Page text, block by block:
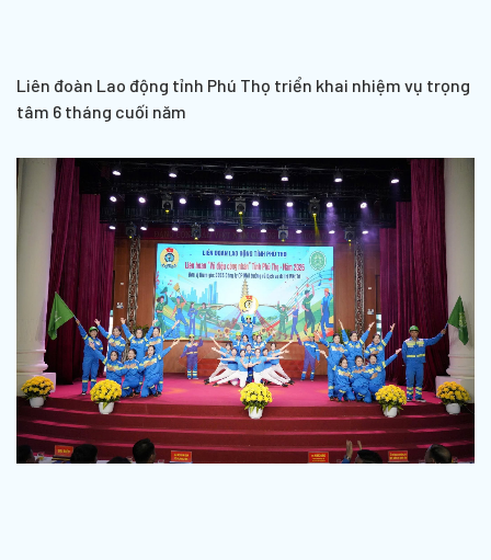
Liên đoàn Lao động tỉnh Phú Thọ triển khai nhiệm vụ trọng
tâm 6 tháng cuối năm